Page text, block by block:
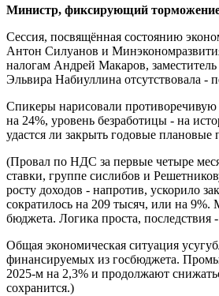
Министр, фиксирующий
Сессия, посвящённая состоянию
Антон Силуанов и
налогам Андрей Макаров,
Эльвира Набиуллина отсутствовала -
Спикеры нарисовали противоречивую
на 24%, уровень безработицы - на
удастся ли закрыть годовые
(Провал по НДС за первые четыре
ставки, группе сислибов и
росту доходов - напротив, ускорило
сократилось на 209 тысяч, или на
бюджета. Логика проста, последствия
Общая экономическая ситуация
финансируемых из госбюджета.
2025-м на 2,3% и продолжают
сохранится.)